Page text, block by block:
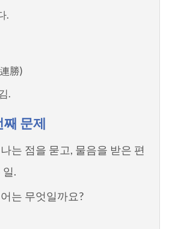
.
勝)
.
째 문제
는 점을 묻고, 물음을 받은 편
.
는 무엇일까요?